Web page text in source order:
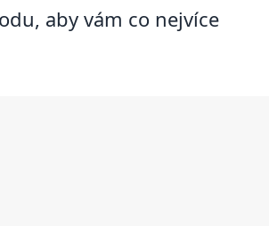
aby vám co nejvíce